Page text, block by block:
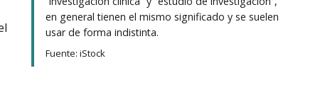
en general tienen el mismo significado y se suelen
usar de forma indistinta.
Fuente: iStock